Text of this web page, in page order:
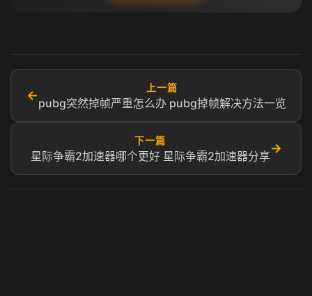
←
上一篇
pubg突然掉帧严重怎么办 pubg掉帧解决方法一览
下一篇
星际争霸2加速器哪个更好 星际争霸2加速器分享
→